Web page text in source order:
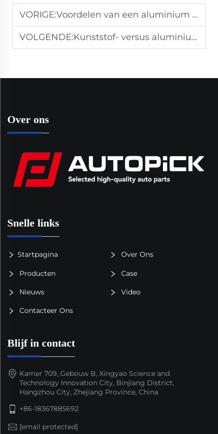
VORIGE:Voordelen van een aluminium klepdeksel voor een lichtgewicht en duurzame motorkonstructie
VOLGENDE:Kunststof- versus aluminium klepdeksels: welke moet u op voorraad hebben?
Over ons
Snelle links
Startpagina Over Ons
Producten Case
Nieuws Video
Contacteer Ons
Blijf in contact
Kamer 709, Gebouw B, Xingyao Science and
Technology Innovation City, Binjiang District,
Hangzhou City, Zhejiang Province, China
+86-18367885692
[email protected]